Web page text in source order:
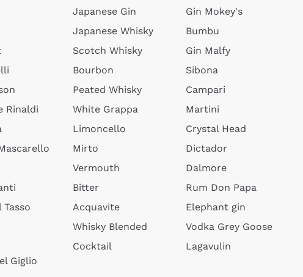
Rinaldi
Tasso
Giglio
Japanese Gin
Japanese Whisky
Scotch Whisky
Bourbon
Peated Whisky
White Grappa
Limoncello
Mirto
Vermouth
Bitter
Acquavite
Whisky Blended
Cocktail
Gin Mokey's
Bumbu
Gin Malfy
Sibona
Campari
Martini
Crystal Head
Dictador
Dalmore
Rum Don Papa
Elephant gin
Vodka Grey Goose
Lagavulin